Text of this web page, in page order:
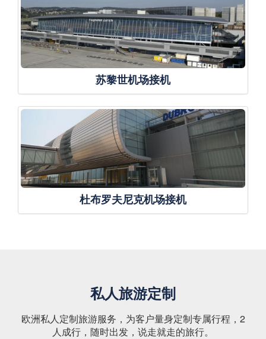
苏黎世机场接机
杜布罗夫尼克机场接机
私人旅游定制
欧洲私人定制旅游服务，为客户量身定制专属行程，2
人成行，随时出发，说走就走的旅行。